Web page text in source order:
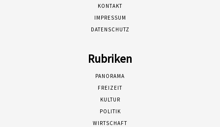
KONTAKT
IMPRESSUM
DATENSCHUTZ
Rubriken
PANORAMA
FREIZEIT
KULTUR
POLITIK
WIRTSCHAFT